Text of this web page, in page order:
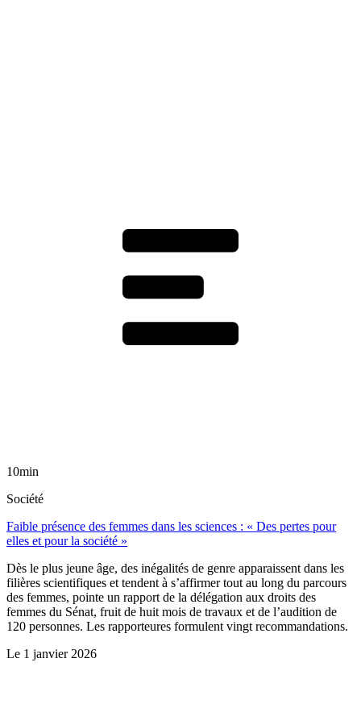
10min
Société
Faible présence des femmes dans les sciences : « Des pertes pour
elles et pour la société »
Dès le plus jeune âge, des inégalités de genre apparaissent dans les
filières scientifiques et tendent à s’affirmer tout au long du parcours
des femmes, pointe un rapport de la délégation aux droits des
femmes du Sénat, fruit de huit mois de travaux et de l’audition de
120 personnes. Les rapporteures formulent vingt recommandations.
Le 1 janvier 2026